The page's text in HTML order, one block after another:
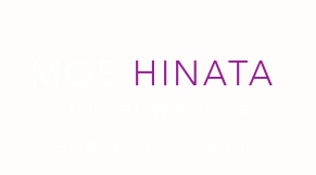
HINATA